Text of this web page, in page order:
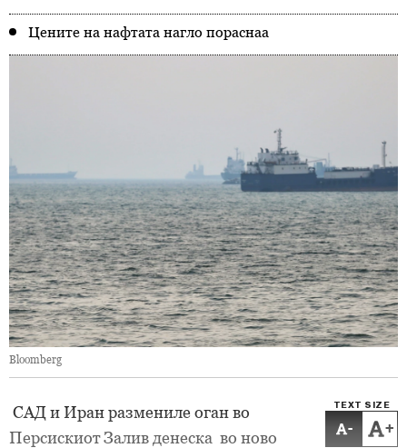
Цените на нафтата нагло пораснаа
Bloomberg
TEXT SIZE
- +
САД и Иран размениле оган во
Персискиот Залив денеска во ново